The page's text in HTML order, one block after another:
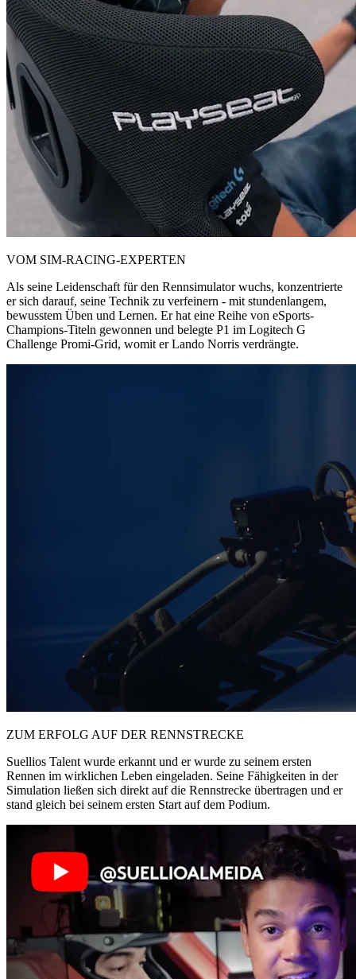
VOM SIM-RACING-EXPERTEN
Als seine Leidenschaft für den Rennsimulator wuchs, konzentrierte
er sich darauf, seine Technik zu verfeinern - mit stundenlangem,
bewusstem Üben und Lernen. Er hat eine Reihe von eSports-
Champions-Titeln gewonnen und belegte P1 im Logitech G
Challenge Promi-Grid, womit er Lando Norris verdrängte.
ZUM ERFOLG AUF DER RENNSTRECKE
Suellios Talent wurde erkannt und er wurde zu seinem ersten
Rennen im wirklichen Leben eingeladen. Seine Fähigkeiten in der
Simulation ließen sich direkt auf die Rennstrecke übertragen und er
stand gleich bei seinem ersten Start auf dem Podium.